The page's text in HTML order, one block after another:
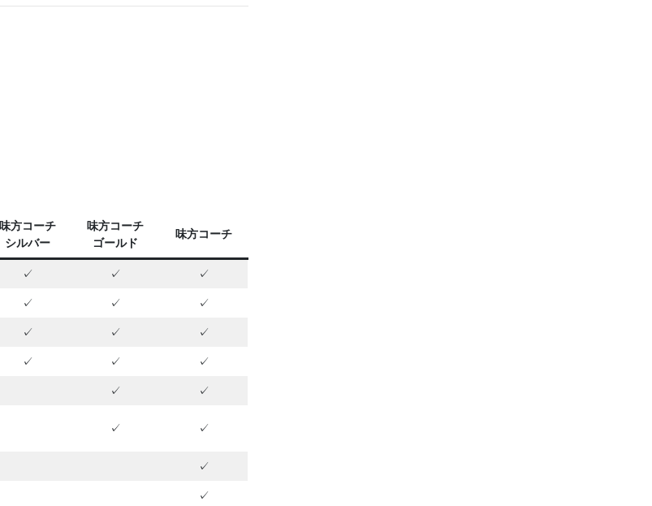
味方コーチ
シルバー
味方コーチ
ゴールド
味方コーチ
✓ ✓ ✓
✓ ✓ ✓
✓ ✓ ✓
✓ ✓ ✓
✓ ✓
✓ ✓
✓
✓